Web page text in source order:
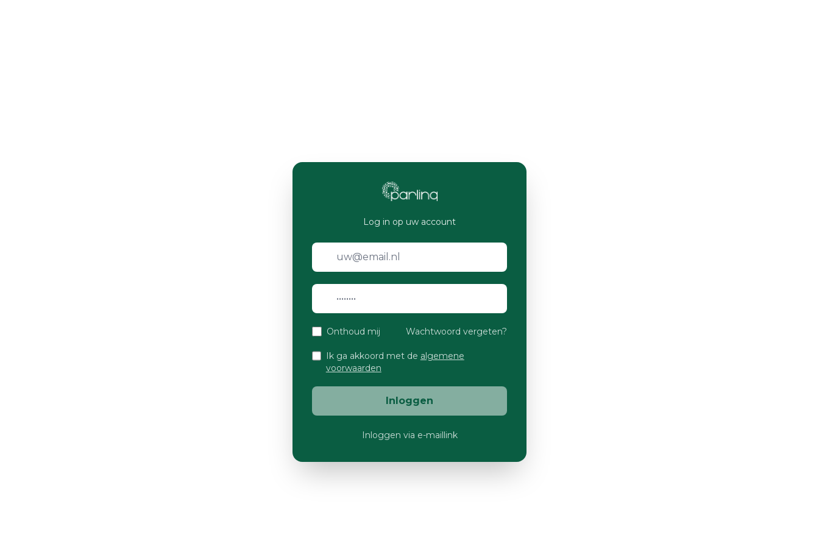
Log in op uw account
Onthoud mij Wachtwoord vergeten?
Ik ga akkoord met de algemene
voorwaarden
Inloggen
Inloggen via e-maillink